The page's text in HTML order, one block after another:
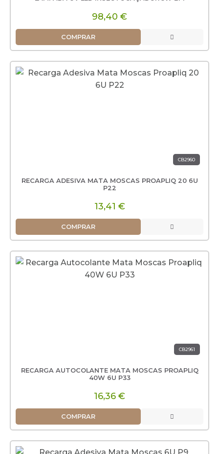
98,40 €
COMPRAR
CB2960
RECARGA ADESIVA MATA MOSCAS PROAPLIQ 20 6U
P22
13,41 €
COMPRAR
CB2961
RECARGA AUTOCOLANTE MATA MOSCAS PROAPLIQ
40W 6U P33
16,36 €
COMPRAR